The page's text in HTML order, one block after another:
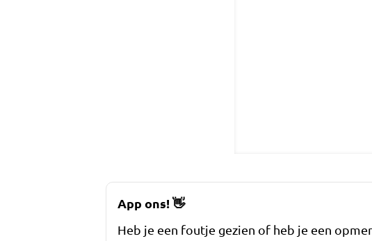
App ons!👋
Heb je een foutje gezien of heb je een